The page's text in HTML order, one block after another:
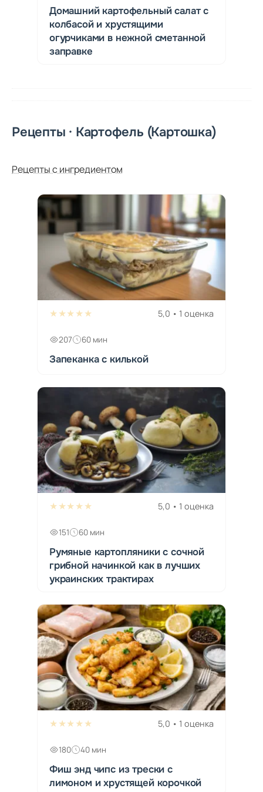
Домашний картофельный салат с
колбасой и хрустящими
огурчиками в нежной сметанной
заправке
Рецепты · Картофель (Картошка)
Рецепты с ингредиентом
★★★★★ 5,0 • 1 оценка
207 60 мин
Запеканка с килькой
★★★★★ 5,0 • 1 оценка
151 60 мин
Румяные картопляники с сочной
грибной начинкой как в лучших
украинских трактирах
★★★★★ 5,0 • 1 оценка
180 40 мин
Фиш энд чипс из трески с
лимоном и хрустящей корочкой